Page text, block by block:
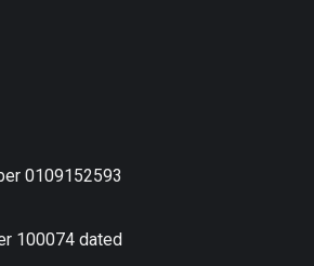
0109152593
100074 dated